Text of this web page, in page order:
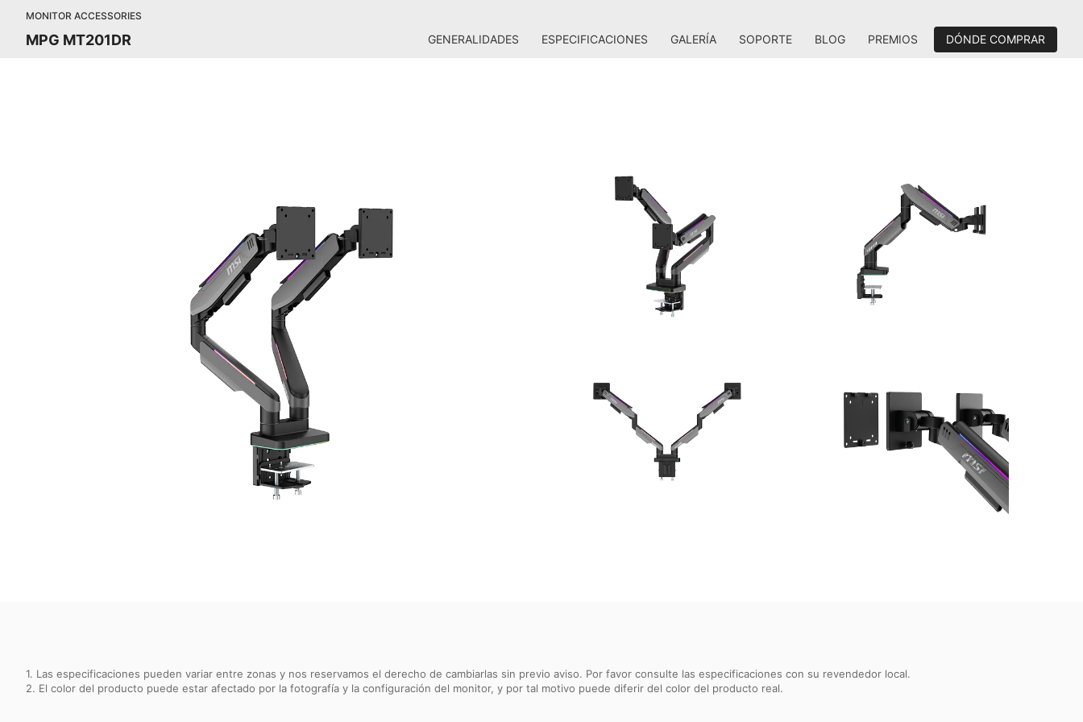
MONITOR ACCESSORIES
MPG MT201DR GENERALIDADES ESPECIFICACIONES GALERÍA SOPORTE BLOG PREMIOS DÓNDE COMPRAR
1. Las especificaciones pueden variar entre zonas y nos reservamos el derecho de cambiarlas sin previo aviso. Por favor consulte las especificaciones con su revendedor local.
2. El color del producto puede estar afectado por la fotografía y la configuración del monitor, y por tal motivo puede diferir del color del producto real.